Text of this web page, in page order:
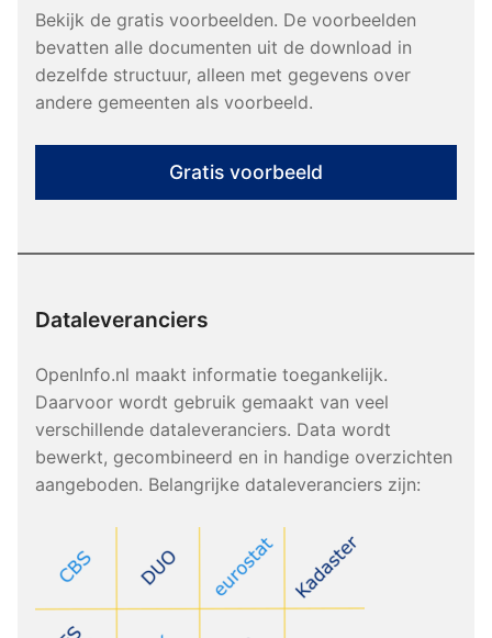
Bekijk de gratis voorbeelden. De voorbeelden
bevatten alle documenten uit de download in
dezelfde structuur, alleen met gegevens over
andere gemeenten als voorbeeld.
Gratis voorbeeld
Dataleveranciers
OpenInfo.nl maakt informatie toegankelijk.
Daarvoor wordt gebruik gemaakt van veel
verschillende dataleveranciers. Data wordt
bewerkt, gecombineerd en in handige overzichten
aangeboden. Belangrijke dataleveranciers zijn: